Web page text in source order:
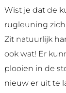
Wist je dat de
rugleuning zich
Zit natuurlijk
ook wat! Er
plooien in de
nieuw er uit te